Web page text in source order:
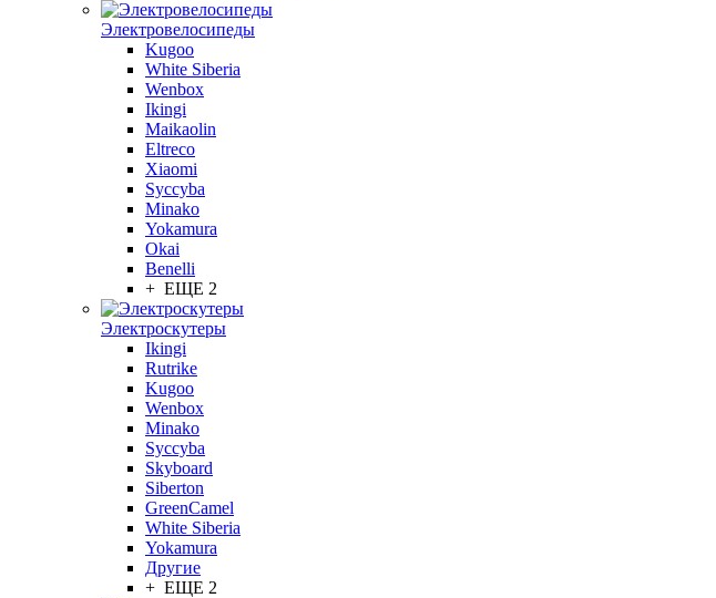
Электровелосипеды
Kugoo
White Siberia
Wenbox
Ikingi
Maikaolin
Eltreco
Xiaomi
Syccyba
Minako
Yokamura
Okai
Benelli
+ ЕЩЕ 2
Электроскутеры
Ikingi
Rutrike
Kugoo
Wenbox
Minako
Syccyba
Skyboard
Siberton
GreenCamel
White Siberia
Yokamura
Другие
+ ЕЩЕ 2